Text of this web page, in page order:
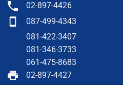
02-897-4426
087-499-4343
081-422-3407
081-346-3733
061-475-8683
02-897-4427